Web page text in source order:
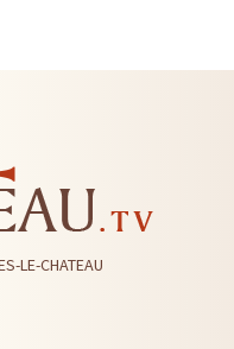
LE-CHATEAU